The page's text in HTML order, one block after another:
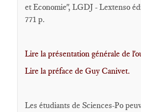
et Economie", LGDJ - Lextenso
771 p.
Lire la présentation générale de
Lire la préface de Guy Canivet.
Les étudiants de Sciences-Po